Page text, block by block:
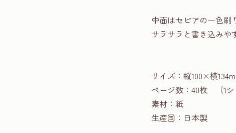
中面はセピアの一色刷
サラサラと書き込みや
サイズ：縦100×横
ページ数：40枚 （1シ
素材：紙
生産国：日本製